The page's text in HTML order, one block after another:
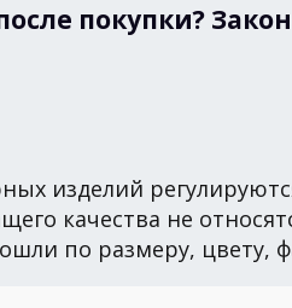
покупки?
изделий
качества не
по размеру, цвету,